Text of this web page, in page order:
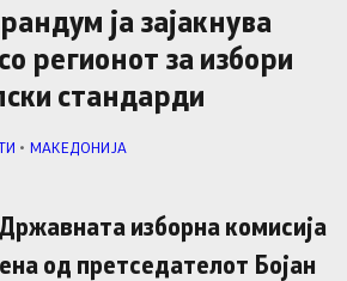
ја зајакнува
регионот за избори
стандарди
• МАКЕДОНИЈА
изборна комисија
од претседателот Бојан